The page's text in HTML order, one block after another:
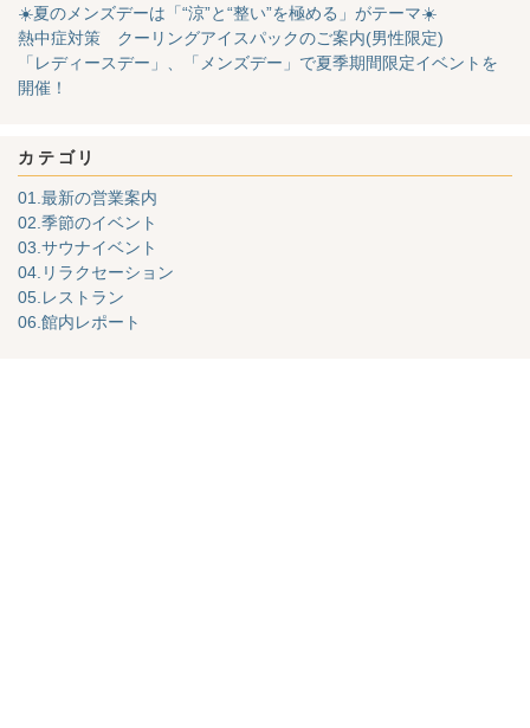
☀️夏のメンズデーは「“涼”と“整い”を極める」がテーマ☀️
熱中症対策 クーリングアイスパックのご案内(男性限定)
「レディースデー」、「メンズデー」で夏季期間限定イベントを
開催！
カテゴリ
01.最新の営業案内
02.季節のイベント
03.サウナイベント
04.リラクセーション
05.レストラン
06.館内レポート